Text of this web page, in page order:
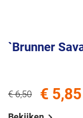
`Brunner
€ 6,50 € 5,85